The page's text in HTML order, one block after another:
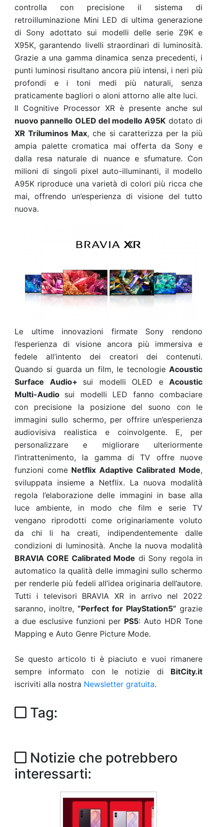
controlla con precisione il sistema di
retroilluminazione Mini LED di ultima generazione
di Sony adottato sui modelli delle serie Z9K e
X95K, garantendo livelli straordinari di luminosità.
Grazie a una gamma dinamica senza precedenti, i
punti luminosi risultano ancora più intensi, i neri più
profondi e i toni medi più naturali, senza
praticamente bagliori o aloni attorno alle alte luci.
Il Cognitive Processor XR è presente anche sul
nuovo pannello OLED del modello A95K dotato di
XR Triluminos Max, che si caratterizza per la più
ampia palette cromatica mai offerta da Sony e
dalla resa naturale di nuance e sfumature. Con
milioni di singoli pixel auto-illuminanti, il modello
A95K riproduce una varietà di colori più ricca che
mai, offrendo un’esperienza di visione del tutto
nuova.
Le ultime innovazioni firmate Sony rendono
l’esperienza di visione ancora più immersiva e
fedele all’intento dei creatori dei contenuti.
Quando si guarda un film, le tecnologie Acoustic
Surface Audio+ sui modelli OLED e Acoustic
Multi-Audio sui modelli LED fanno combaciare
con precisione la posizione del suono con le
immagini sullo schermo, per offrire un’esperienza
audiovisiva realistica e coinvolgente. E, per
personalizzare e migliorare ulteriormente
l’intrattenimento, la gamma di TV offre nuove
funzioni come Netflix Adaptive Calibrated Mode,
sviluppata insieme a Netflix. La nuova modalità
regola l’elaborazione delle immagini in base alla
luce ambiente, in modo che film e serie TV
vengano riprodotti come originariamente voluto
da chi li ha creati, indipendentemente dalle
condizioni di luminosità. Anche la nuova modalità
BRAVIA CORE Calibrated Mode di Sony regola in
automatico la qualità delle immagini sullo schermo
per renderle più fedeli all’idea originaria dell’autore.
Tutti i televisori BRAVIA XR in arrivo nel 2022
saranno, inoltre, “Perfect for PlayStation5” grazie
a due esclusive funzioni per PS5: Auto HDR Tone
Mapping e Auto Genre Picture Mode.
Se questo articolo ti è piaciuto e vuoi rimanere
sempre informato con le notizie di BitCity.it
iscriviti alla nostra Newsletter gratuita.
Tag:
Notizie che potrebbero
interessarti: